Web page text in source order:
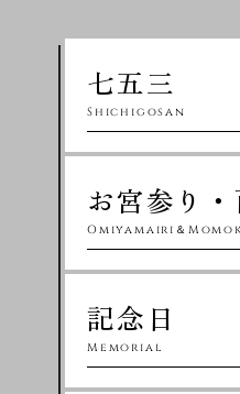
七五三
Shichigosan
お宮参り・
Omiyamairi＆
記念日
Memorial